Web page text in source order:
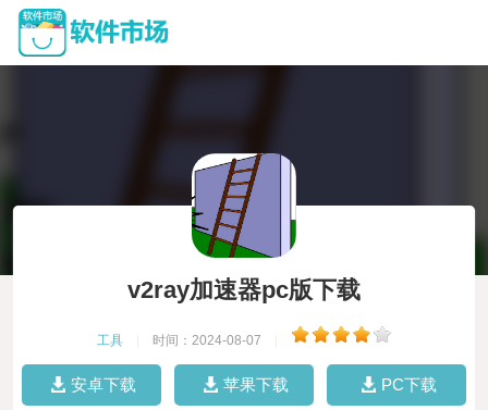
v2ray加速器pc版下载
工具 时间：2024-08-07
安卓下载 苹果下载 PC下载